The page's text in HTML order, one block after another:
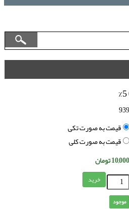
939
قیمت به صورت تکی
قیمت به صورت کلی
10,000تومان
خرید
موجود